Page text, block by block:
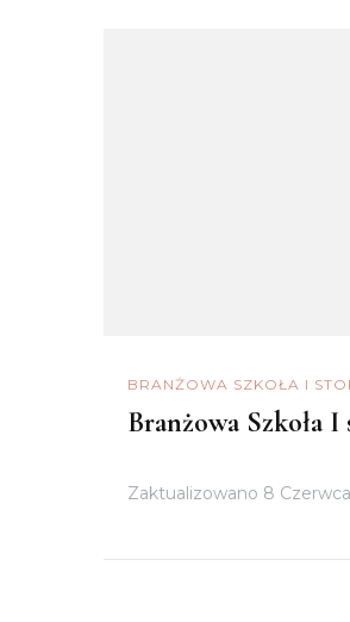
BRANŻOWA SZKOŁA I
Branżowa Szkoła
Zaktualizowano 8